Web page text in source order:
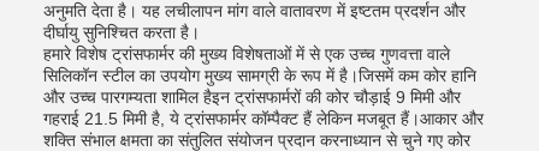
अनुमति देता है। यह लचीलापन मांग वाले वातावरण में इष्टतम प्रदर्शन और
दीर्घायु सुनिश्चित करता है।
हमारे विशेष ट्रांसफार्मर की मुख्य विशेषताओं में से एक उच्च गुणवत्ता वाले
सिलिकॉन स्टील का उपयोग मुख्य सामग्री के रूप में है।जिसमें कम कोर हानि
और उच्च पारगम्यता शामिल हैइन ट्रांसफार्मरों की कोर चौड़ाई 9 मिमी और
गहराई 21.5 मिमी है, ये ट्रांसफार्मर कॉम्पैक्ट हैं लेकिन मजबूत हैं।आकार और
शक्ति संभाल क्षमता का संतुलित संयोजन प्रदान करनाध्यान से चुने गए कोर